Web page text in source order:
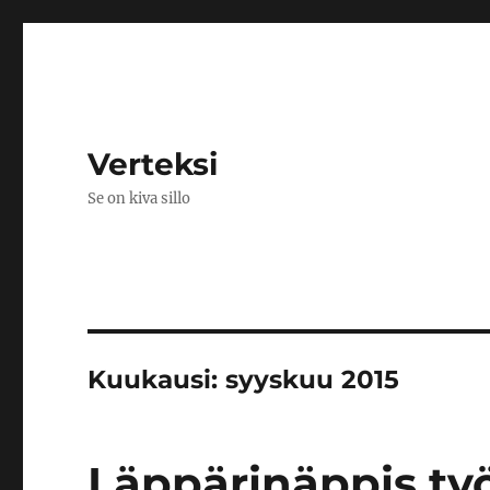
Verteksi
Se on kiva sillo
Kuukausi:syyskuu 2015